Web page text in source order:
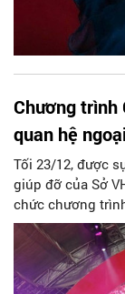
Chương trình
quan hệ
Tối 23/12, được
giúp đỡ của Sở
chức chương
Peace - Tây Hồ
giao Việt - Nhật.